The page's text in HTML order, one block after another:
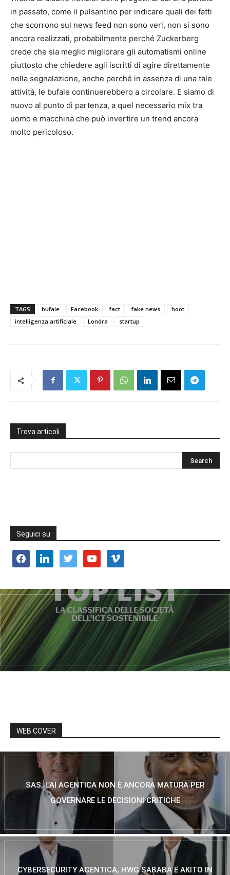
in passato, come il pulsantino per indicare quali dei fatti
che scorrono sul news feed non sono veri, non si sono
ancora realizzati, probabilmente perché Zuckerberg
crede che sia meglio migliorare gli automatismi online
piuttosto che chiedere agli iscritti di agire direttamente
nella segnalazione, anche perché in assenza di una tale
attività, le bufale continuerebbero a circolare. E siamo di
nuovo al punto di partenza, a quel necessario mix tra
uomo e macchina che può invertire un trend ancora
molto pericoloso.
TAGS bufale Facebook fact fake news
hoot
intelligenza artificiale
Londra startup
Trova articoli
Seguici su
facebooklinkedin twitter youtube vimeo
WEB COVER
SAS, L’AI AGENTICA NON È ANCORA MATURA PER
GOVERNARE LE DECISIONI CRITICHE
CYBERSECURITY AGENTICA, HWG SABABA E AKITO IN